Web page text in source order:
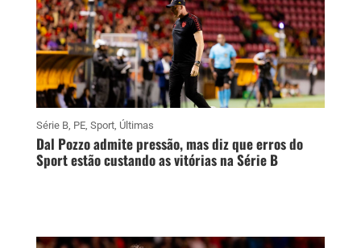
Série B, PE, Sport, Últimas
Dal Pozzo admite pressão, mas diz que erros do
Sport estão custando as vitórias na Série B